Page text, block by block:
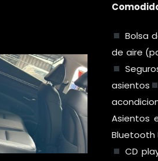
Bolsa
de aire
asientos
Asientos
Bluetooth
CD